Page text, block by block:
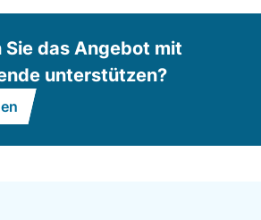
Gruppen.
besteht aus:
0 bis 3 Jahren
2 Jahren bis zum Schuleintritt
Sie das Angebot mit
unterstützen?